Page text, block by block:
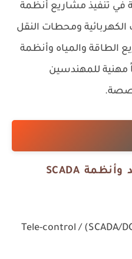
في تنفيذ مشاريع أنظمة
الكهربائية ومحطات النقل
الطاقة والمياه وأنظمة
مهنية للمهندسين
1- فني التحكم عن بعد وأنظمة SCADA
Tele-control / (SCADA/